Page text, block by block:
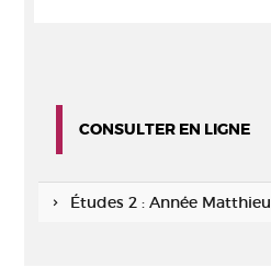
CONSULTER EN LIGNE
Études 2 : Année Matthieu